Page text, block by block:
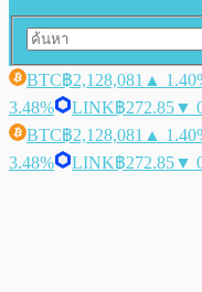
BTC฿2,128,081 ▲
3.48%
LINK฿272.85▼
BTC฿2,128,081 ▲
3.48%
LINK฿272.85▼